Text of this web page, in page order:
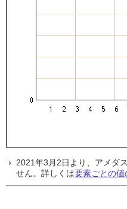
2021年3月2日より、アメダ
せん。詳しくは要素ごとの値